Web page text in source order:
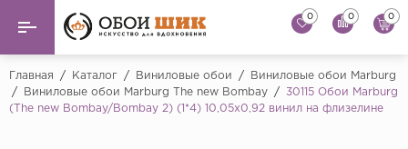
Назад
Виниловые обои
Назад
...
0 0 0
Главная / Каталог / Виниловые обои /
Виниловые обои Marburg
/
Виниловые обои Marburg The new Bombay /
30115 Обои Marburg
(The new Bombay/Bombay 2) (1*4) 10,05x0,92 винил на флизелине